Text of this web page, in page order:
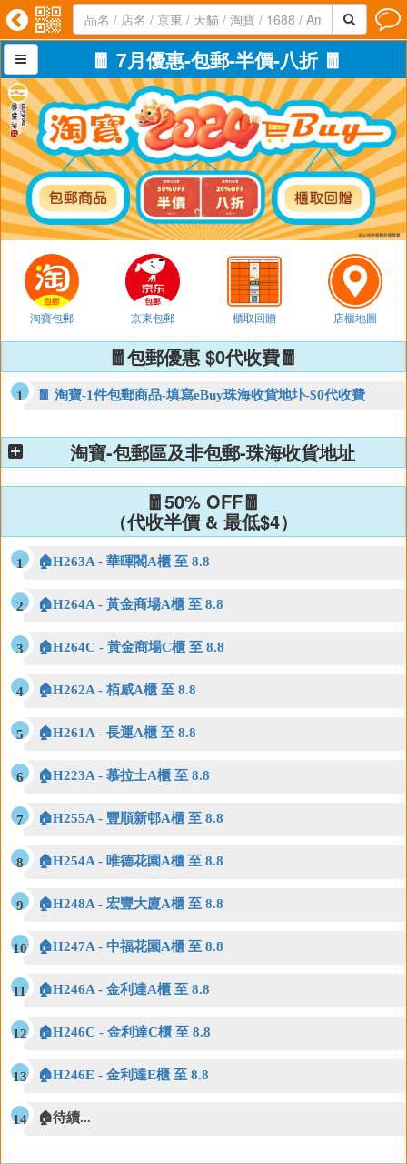
   
 🧧 7月優惠-包郵-半價-八折 🧧
淘寶包郵 京東包郵 櫃取回贈 店櫃地圖
🧧包郵優惠 $0代收費🧧
🧧 淘寶-1件包郵商品-填寫eBuy珠海收貨地圤-$0代收費
淘寶-包郵區及非包郵-珠海收貨地址
🧧50% OFF🧧
（代收半價 & 最低$4）
🏠H263A - 華暉閣A櫃 至 8.8
🏠H264A - 黃金商場A櫃 至 8.8
🏠H264C - 黃金商場C櫃 至 8.8
🏠H262A - 栢威A櫃 至 8.8
🏠H261A - 長運A櫃 至 8.8
🏠H223A - 慕拉士A櫃 至 8.8
🏠H255A - 豐順新邨A櫃 至 8.8
🏠H254A - 唯德花園A櫃 至 8.8
🏠H248A - 宏豐大廈A櫃 至 8.8
🏠H247A - 中福花園A櫃 至 8.8
🏠H246A - 金利達A櫃 至 8.8
🏠H246C - 金利達C櫃 至 8.8
🏠H246E - 金利達E櫃 至 8.8
🏠待續...